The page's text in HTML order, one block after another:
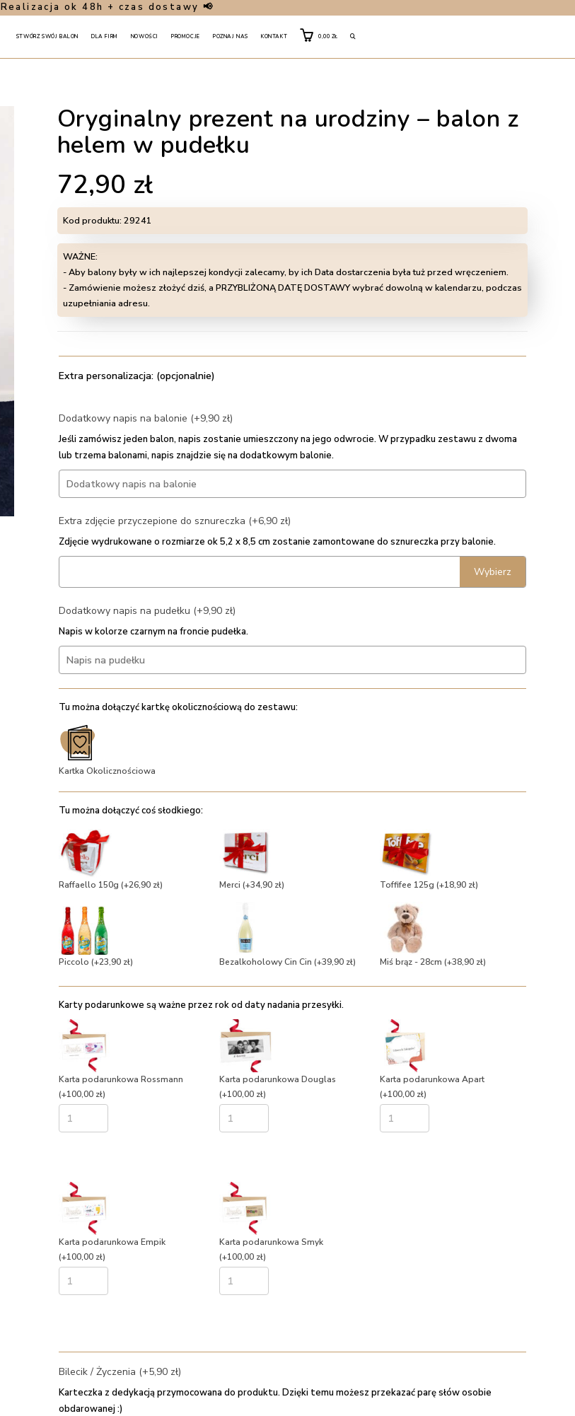
Realizacja ok 48h + czas dostawy 📢
STWÓRZ SWÓJ BALON DLA FIRM NOWOŚCI PROMOCJE POZNAJ NAS KONTAKT 0,00ZŁ TOGGLE
SEARCH
Oryginalny prezent na urodziny – balon z
helem w pudełku
72,90 zł
Kod produktu: 29241
WAŻNE:
- Aby balony były w ich najlepszej kondycji zalecamy, by ich Data dostarczenia była tuż przed wręczeniem.
- Zamówienie możesz złożyć dziś, a PRZYBLIŻONĄ DATĘ DOSTAWY wybrać dowolną w kalendarzu, podczas
uzupełniania adresu.
Extra personalizacja: (opcjonalnie)
Dodatkowy napis na balonie (+9,90 zł)
Jeśli zamówisz jeden balon, napis zostanie umieszczony na jego odwrocie. W przypadku zestawu z dwoma
lub trzema balonami, napis znajdzie się na dodatkowym balonie.
Extra zdjęcie przyczepione do sznureczka (+6,90 zł)
Zdjęcie wydrukowane o rozmiarze ok 5,2 x 8,5 cm zostanie zamontowane do sznureczka przy balonie.
Wybierz
Dodatkowy napis na pudełku (+9,90 zł)
Napis w kolorze czarnym na froncie pudełka.
Tu można dołączyć kartkę okolicznościową do zestawu:
Kartka Okolicznościowa
Tu można dołączyć coś słodkiego:
Raffaello 150g (+26,90 zł) Merci (+34,90 zł) Toffifee 125g (+18,90 zł)
Piccolo (+23,90 zł) Bezalkoholowy Cin Cin (+39,90 zł) Miś brąz - 28cm (+38,90 zł)
Karty podarunkowe są ważne przez rok od daty nadania przesyłki.
Karta podarunkowa Rossmann
(+100,00 zł)
Karta podarunkowa Douglas
(+100,00 zł)
Karta podarunkowa Apart
(+100,00 zł)
Karta podarunkowa Empik
(+100,00 zł)
Karta podarunkowa Smyk
(+100,00 zł)
Bilecik / Życzenia (+5,90 zł)
Karteczka z dedykacją przymocowana do produktu. Dzięki temu możesz przekazać parę słów osobie
obdarowanej :)